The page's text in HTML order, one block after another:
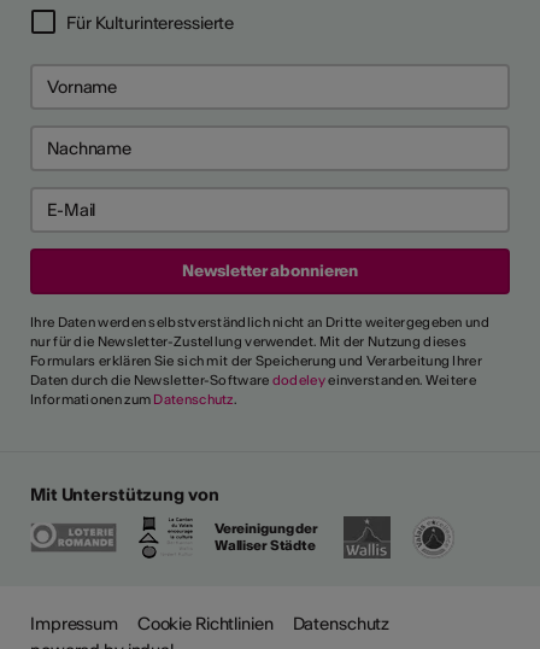
Für Kulturinteressierte
Ihre Daten werden selbstverständlich nicht an Dritte weitergegeben und
nur für die Newsletter-Zustellung verwendet. Mit der Nutzung dieses
Formulars erklären Sie sich mit der Speicherung und Verarbeitung Ihrer
Daten durch die Newsletter-Software dodeleyeinverstanden. Weitere
Informationen zum Datenschutz.
Mit Unterstützung von
Vereinigung der
Walliser Städte
Impressum Cookie Richtlinien
Datenschutz